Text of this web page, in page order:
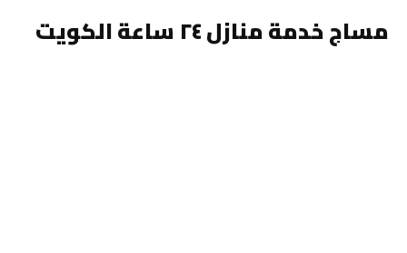
مساج خدمة منازل ٢٤ ساعة الكويت